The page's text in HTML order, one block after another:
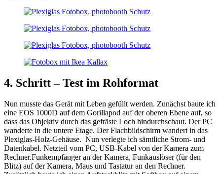
4. Schritt – Test im Rohformat
Nun musste das Gerät mit Leben gefüllt werden. Zunächst baute ich
eine EOS 1000D auf dem Gorillapod auf der oberen Ebene auf, so
dass das Objektiv durch das gefräste Loch hindurchschaut. Der PC
wanderte in die untere Etage. Der Flachbildschirm wandert in das
Plexiglas-Holz-Gehäuse. Nun verlegte ich sämtliche Strom- und
Datenkabel. Netzteil vom PC, USB-Kabel von der Kamera zum
Rechner.Funkempfänger an der Kamera, Funkauslöser (für den
Blitz) auf der Kamera, Maus und Tastatur an den Rechner.